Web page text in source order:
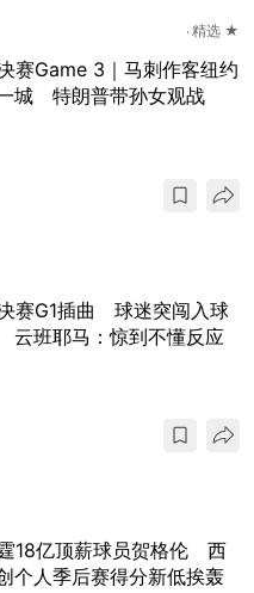
精选 ★
赛Game 3｜马刺作客纽约
城 特朗普带孙女观战
赛G1插曲 球迷突闯入球
班耶马：惊到不懂反应
18亿顶薪球员贺格伦 西
个人季后赛得分新低挨轰